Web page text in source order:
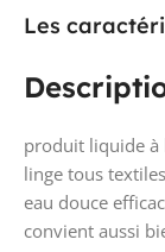
Les
produit liquide à
linge tous
eau douce
convient aussi